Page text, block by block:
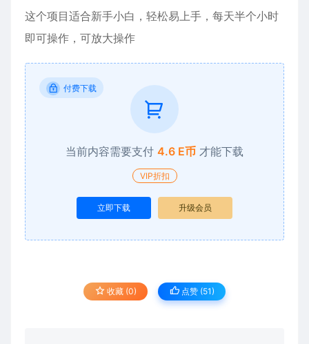
这个项目适合新手小白，轻松易上手，每天半个小时
即可操作，可放大操作
付费下载
当前内容需要支付 4.6 E币 才能下载
VIP折扣
立即下载 升级会员
收藏 (0) 点赞 (51)